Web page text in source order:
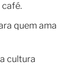
quem ama
cultura